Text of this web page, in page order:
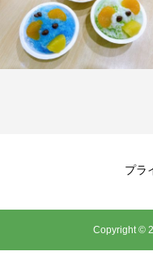
プラ
Copyright ©